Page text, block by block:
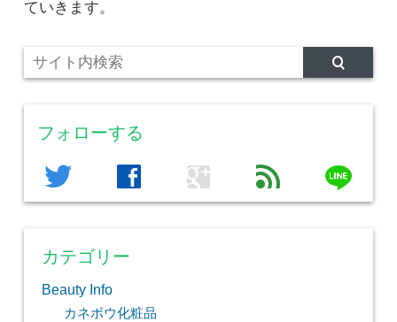
ていきます。
フォローする
twitter facebook google feed line
カテゴリー
Beauty Info
カネボウ化粧品